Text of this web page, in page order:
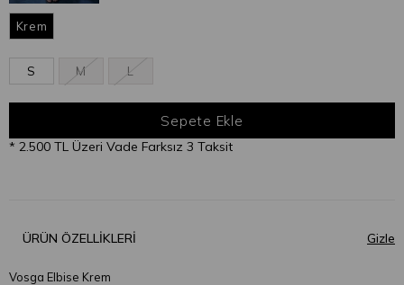
Krem
S M L
* 2.500 TL Üzeri Vade Farksız 3 Taksit
ÜRÜN ÖZELLIKLERI
Vosga Elbise Krem